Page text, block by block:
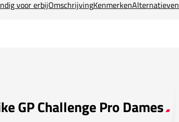
voor erbijOmschrijvingKenmerkenAlternatieven
GP Challenge Pro Dames